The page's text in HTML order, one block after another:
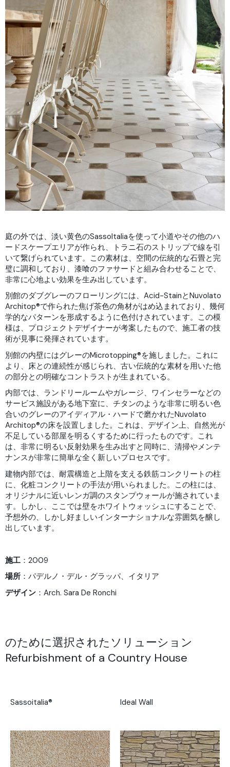
庭の外では、淡い黄色のSassoItaliaを使って小道やその他のハ
ードスケープエリアが作られ、トラニ石のストリップで線を引
いて繋げられています。この素材は、空間の伝統的な石畳と完
璧に調和しており、漆喰のファサードと組み合わせることで、
非常に心地よい効果を生み出しています。
別館のダブグレーのフローリングには、Acid-StainとNuvolato
Architop®で作られた焦げ茶色の角材がはめ込まれており、幾何
学的なパターンを形成するように色付けされています。この模
様は、プロジェクトデザイナーが考案したもので、施工者の技
術が見事に発揮されています。
別館の内壁にはグレーのMicrotopping®️を施しました。これに
より、床との連続性が感じられ、古い伝統的な素材を用いた他
の部分との明確なコントラストが生まれている。
内部では、ランドリールームやガレージ、ワインセラーなどの
サービス施設がある地下室に、チタンのような非常に明るい色
合いのグレーのアイディアル・ハードで磨かれたNuvolato
Architop®の床を設置しました。これは、デザイン上、自然光が
不足している部屋を明るくするために行ったものです。これ
は、非常に明るい反射効果を生み出すと同時に、清掃やメンテ
ナンスが非常に簡単な全く新しいプロセスです。
建物内部では、耐震構造と上階を支える鉄筋コンクリートの柱
に、化粧コンクリートの手法が用いられました。この柱には、
オリジナルに近いレンガ調のスタンプウォールが施されていま
す。しかし、ここでは壁をホワイトウォッシュにすることで、
予想外の、しかし好ましいインターナショナルな雰囲気を醸し
出しています。
施工 ：2009
場所 ：パデルノ・デル・グラッパ、イタリア
デザイン ： Arch. Sara De Ronchi
のために選択されたソリューション
Refurbishment of a Country House
Sassoitalia® Ideal Wall